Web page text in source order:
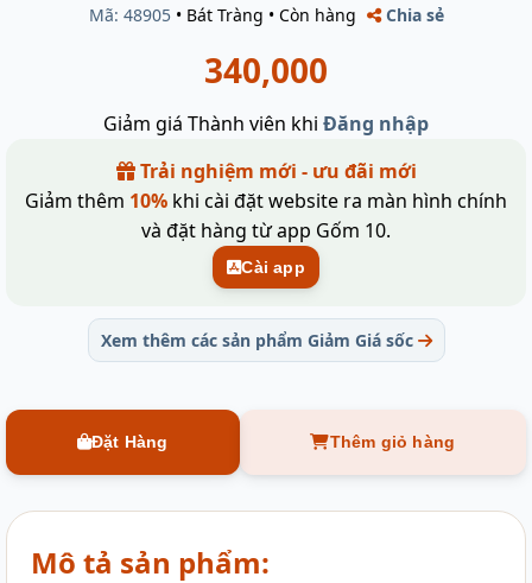
Mã: 48905 • Bát Tràng • Còn hàng Chia sẻ
340,000
Giảm giá Thành viên khi Đăng nhập
Trải nghiệm mới - ưu đãi mới
Giảm thêm 10% khi cài đặt website ra màn hình chính
và đặt hàng từ app Gốm 10.
Cài app
Xem thêm các sản phẩm Giảm Giá sốc
Đặt Hàng Thêm giỏ hàng
Mô tả sản phẩm: